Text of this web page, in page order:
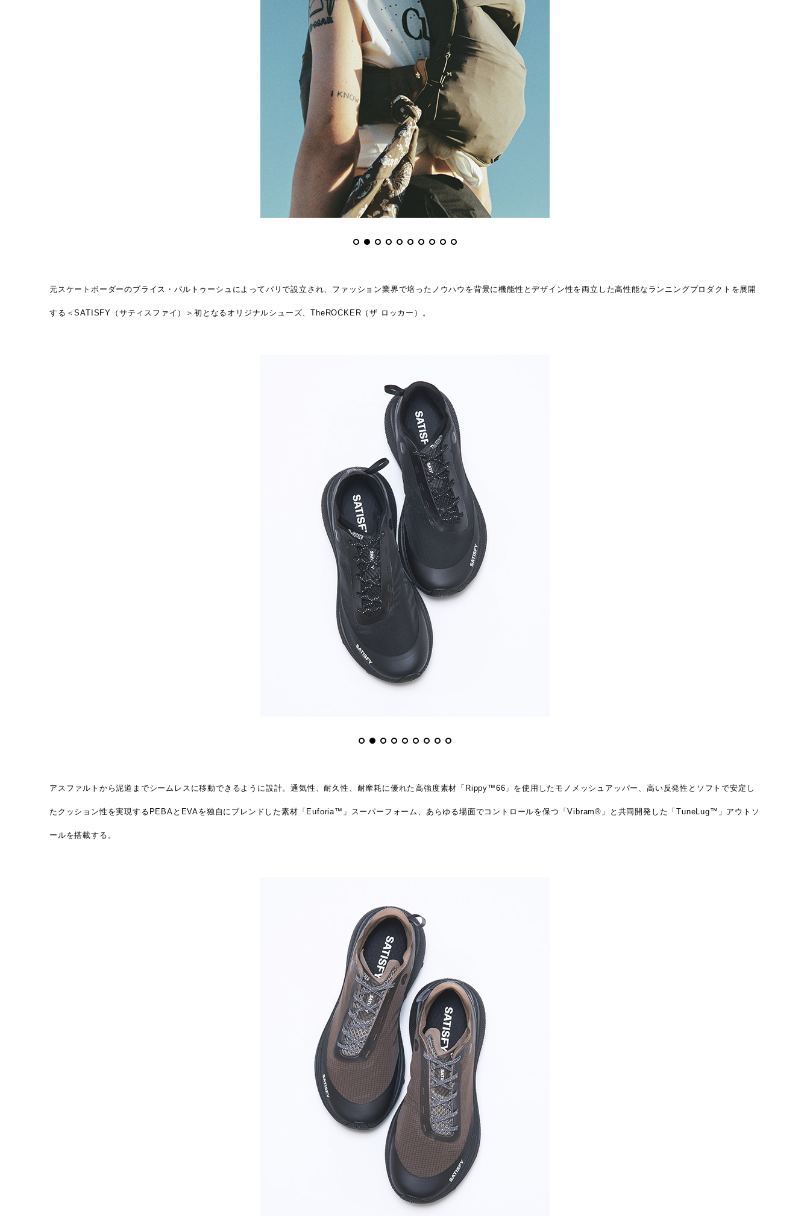
元スケートボーダーのブライス・パルトゥーシュによってパリで設立され、ファッション業界で培ったノウハウを背景に機能性とデザイン性を両立した高性能なランニングプロダクトを展開
する＜SATISFY（サティスファイ）＞初となるオリジナルシューズ、TheROCKER（ザ ロッカー）。
アスファルトから泥道までシームレスに移動できるように設計。通気性、耐久性、耐摩耗に優れた高強度素材「Rippy™66」を使用したモノメッシュアッパー、高い反発性とソフトで安定し
たクッション性を実現するPEBAとEVAを独自にブレンドした素材「Euforia™」スーパーフォーム、あらゆる場面でコントロールを保つ「Vibram®」と共同開発した「TuneLug™」アウトソ
ールを搭載する。